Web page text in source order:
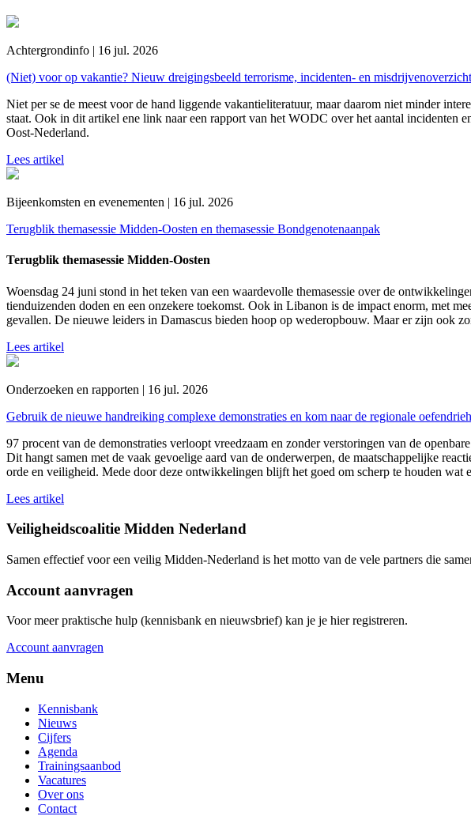
Achtergrondinfo | 16 jul. 2026
(Niet) voor op vakantie? Nieuw dreigingsbeeld terrorisme, incidenten- en
Niet per se de meest voor de hand liggende vakantieliteratuur, maar daarom niet minder
staat. Ook in dit artikel ene link naar een rapport van het WODC over het aantal incidenten
Oost-Nederland.
Lees artikel
Bijeenkomsten en evenementen | 16 jul. 2026
Terugblik themasessie Midden-Oosten en themasessie Bondgenotenaanpak
Terugblik themasessie Midden-Oosten
Woensdag 24 juni stond in het teken van een waardevolle themasessie over de
tienduizenden doden en een onzekere toekomst. Ook in Libanon is de impact enorm, met
gevallen. De nieuwe leiders in Damascus bieden hoop op wederopbouw. Maar er zijn ook
Lees artikel
Onderzoeken en rapporten | 16 jul. 2026
Gebruik de nieuwe handreiking complexe demonstraties en kom naar de regionale
97 procent van de demonstraties verloopt vreedzaam en zonder verstoringen van de
Dit hangt samen met de vaak gevoelige aard van de onderwerpen, de maatschappelijke
orde en veiligheid. Mede door deze ontwikkelingen blijft het goed om scherp te houden
Lees artikel
Veiligheidscoalitie Midden Nederland
Samen effectief voor een veilig Midden-Nederland is het motto van de vele partners die
Account aanvragen
Voor meer praktische hulp (kennisbank en nieuwsbrief) kan je je hier registreren.
Account aanvragen
Menu
Kennisbank
Nieuws
Cijfers
Agenda
Trainingsaanbod
Vacatures
Over ons
Contact